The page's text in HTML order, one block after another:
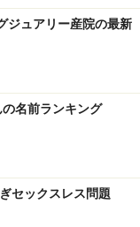
ジュアリー産院の最新
名前ランキング
セックスレス問題